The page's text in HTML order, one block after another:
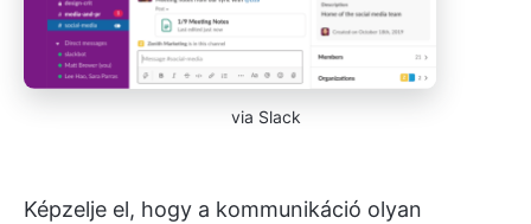
via Slack
Képzelje el, hogy a kommunikáció olyan